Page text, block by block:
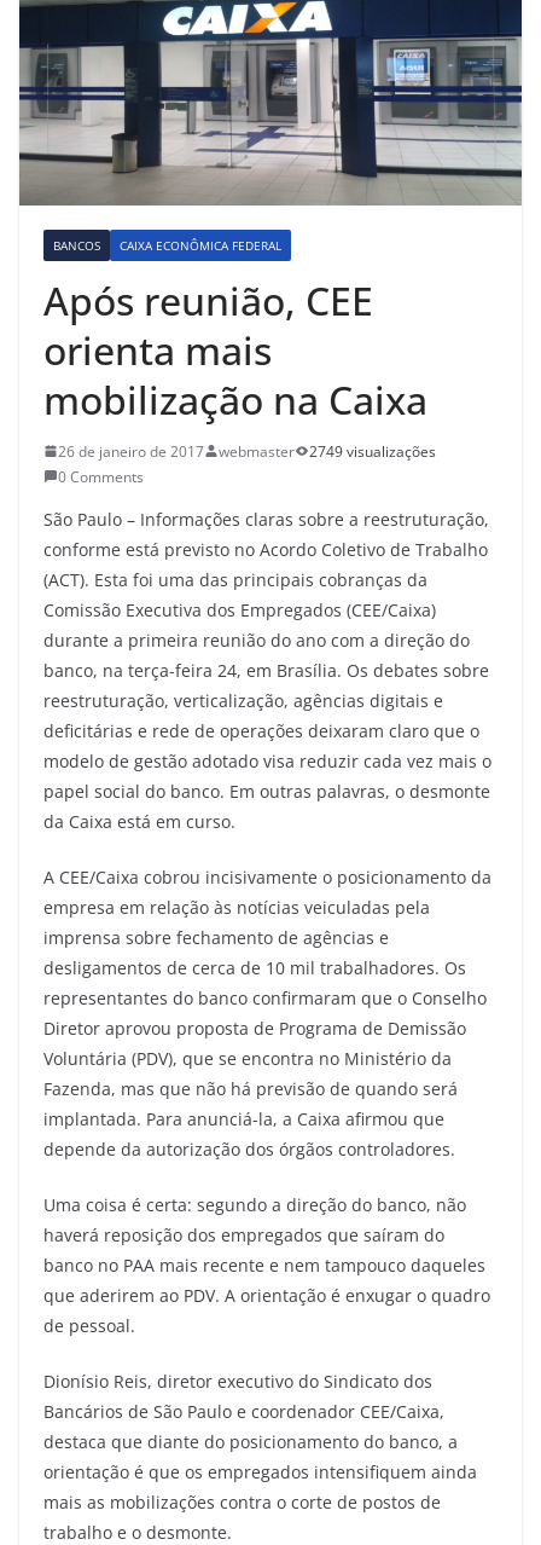
BANCOS CAIXA ECONÔMICA FEDERAL
Após reunião, CEE
orienta mais
mobilização na Caixa
26 de janeiro de 2017 webmaster
2749 visualizações
0 Comments
São Paulo – Informações claras sobre a reestruturação,
conforme está previsto no Acordo Coletivo de Trabalho
(ACT). Esta foi uma das principais cobranças da
Comissão Executiva dos Empregados (CEE/Caixa)
durante a primeira reunião do ano com a direção do
banco, na terça-feira 24, em Brasília. Os debates sobre
reestruturação, verticalização, agências digitais e
deficitárias e rede de operações deixaram claro que o
modelo de gestão adotado visa reduzir cada vez mais o
papel social do banco. Em outras palavras, o desmonte
da Caixa está em curso.
A CEE/Caixa cobrou incisivamente o posicionamento da
empresa em relação às notícias veiculadas pela
imprensa sobre fechamento de agências e
desligamentos de cerca de 10 mil trabalhadores. Os
representantes do banco confirmaram que o Conselho
Diretor aprovou proposta de Programa de Demissão
Voluntária (PDV), que se encontra no Ministério da
Fazenda, mas que não há previsão de quando será
implantada. Para anunciá-la, a Caixa afirmou que
depende da autorização dos órgãos controladores.
Uma coisa é certa: segundo a direção do banco, não
haverá reposição dos empregados que saíram do
banco no PAA mais recente e nem tampouco daqueles
que aderirem ao PDV. A orientação é enxugar o quadro
de pessoal.
Dionísio Reis, diretor executivo do Sindicato dos
Bancários de São Paulo e coordenador CEE/Caixa,
destaca que diante do posicionamento do banco, a
orientação é que os empregados intensifiquem ainda
mais as mobilizações contra o corte de postos de
trabalho e o desmonte.